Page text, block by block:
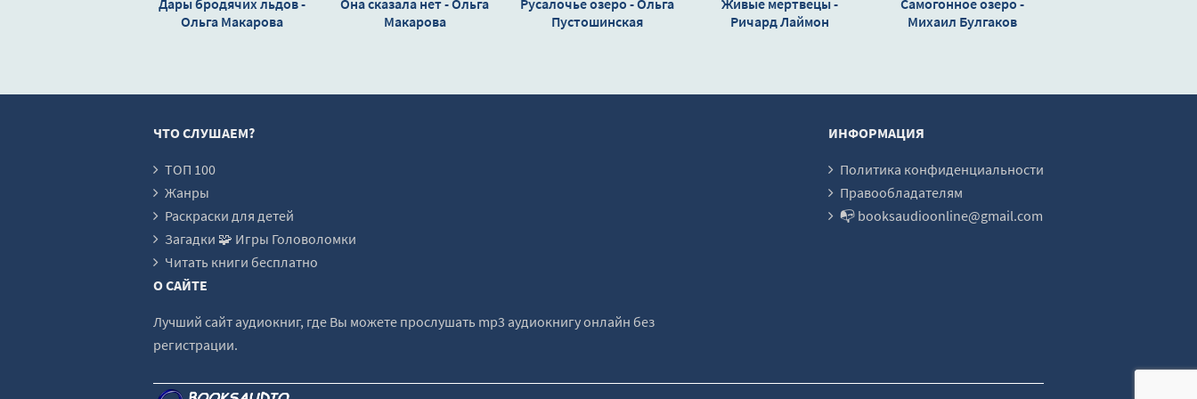
Ольга Макарова
Макарова
Пустошинская
Ричард Лаймон
Михаил Булгаков
ЧТО СЛУШАЕМ?
ТОП 100
Жанры
Раскраски для детей
Загадки 🧩 Игры Головоломки
Читать книги бесплатно
ИНФОРМАЦИЯ
Политика конфиденциальности
Правообладателям
📭 booksaudioonline@gmail.com
О САЙТЕ
Лучший сайт аудиокниг, где Вы можете прослушать mp3 аудиокнигу онлайн без
регистрации.